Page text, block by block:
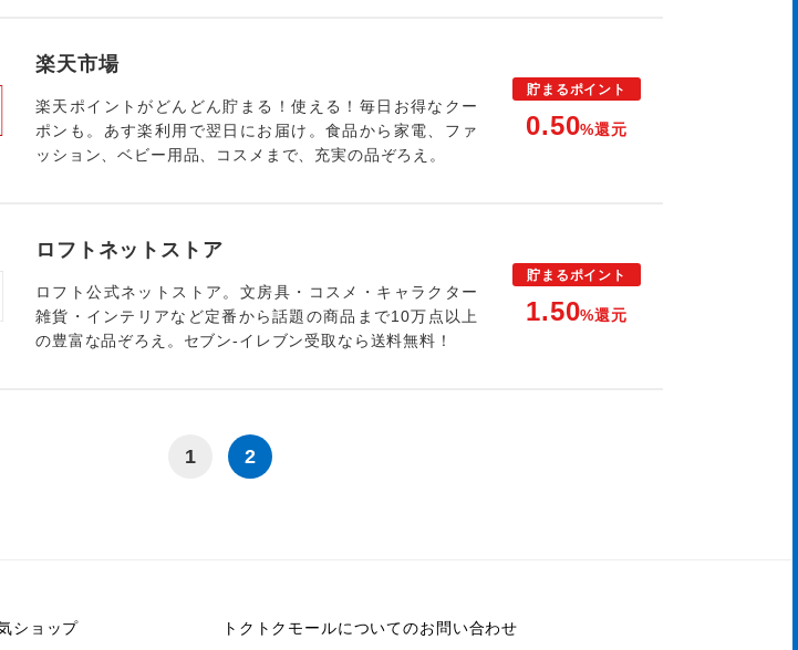
楽天市場
楽天ポイントがどんどん貯まる！使える！毎日お得なクー
ポンも。あす楽利用で翌日にお届け。食品から家電、ファ
ッション、ベビー用品、コスメまで、充実の品ぞろえ。
貯まるポイント
0.50%還元
ロフトネットストア
ロフト公式ネットストア。文房具・コスメ・キャラクター
雑貨・インテリアなど定番から話題の商品まで10万点以上
の豊富な品ぞろえ。セブン-イレブン受取なら送料無料！
貯まるポイント
1.50%還元
1 2
ショップ トクトクモールについてのお問い合わせ